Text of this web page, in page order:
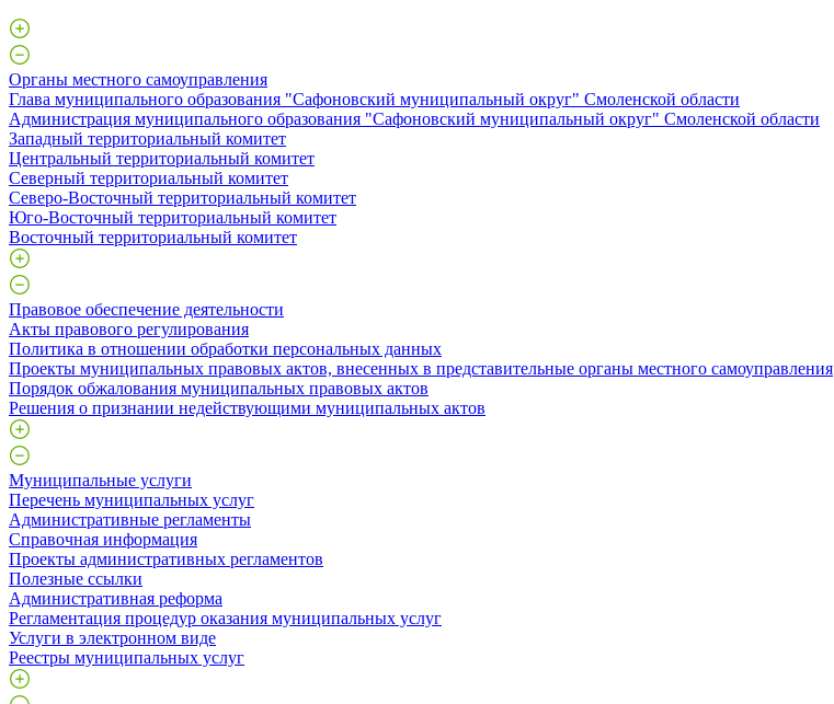
Органы местного самоуправления
Глава муниципального образования "Сафоновский муниципальный округ" Смоленской области
Администрация муниципального образования "Сафоновский муниципальный округ" Смоленской области
Западный территориальный комитет
Центральный территориальный комитет
Северный территориальный комитет
Северо-Восточный территориальный комитет
Юго-Восточный территориальный комитет
Восточный территориальный комитет
Правовое обеспечение деятельности
Акты правового регулирования
Политика в отношении обработки персональных данных
Проекты муниципальных правовых актов, внесенных в представительные органы местного самоуправления
Порядок обжалования муниципальных правовых актов
Решения о признании недействующими муниципальных актов
Муниципальные услуги
Перечень муниципальных услуг
Административные регламенты
Справочная информация
Проекты административных регламентов
Полезные ссылки
Административная реформа
Регламентация процедур оказания муниципальных услуг
Услуги в электронном виде
Реестры муниципальных услуг